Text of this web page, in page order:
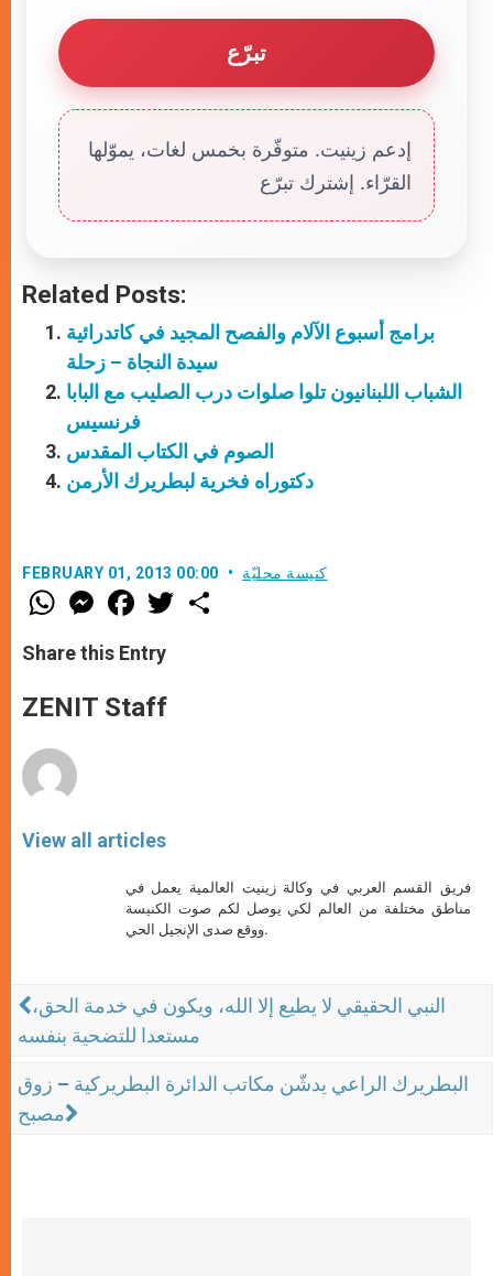
تبرّع
إدعم زينيت. متوفّرة بخمس لغات، يموّلها
القرّاء. إشترك تبرّع
Related Posts:
برامج أسبوع الآلام والفصح المجيد في كاتدرائية
سيدة النجاة – زحلة
الشباب اللبنانيون تلوا صلوات درب الصليب مع البابا
فرنسيس
الصوم في الكتاب المقدس
دكتوراه فخرية لبطريرك الأرمن
FEBRUARY 01, 2013 00:00 كنيسة محليّة
W
h
t
s
p
p
M
e
s
e
g
e
F
a
e
b
o
k
w
Share this Entry
ZENIT Staff
View all articles
فريق القسم العربي في وكالة زينيت العالمية يعمل في
مناطق مختلفة من العالم لكي يوصل لكم صوت الكنيسة
ووقع صدى الإنجيل الحي.
النبي الحقيقي لا يطيع إلا الله، ويكون في خدمة الحق،
مستعدا للتضحية بنفسه
البطريرك الراعي يدشّن مكاتب الدائرة البطريركية – زوق
مصبح